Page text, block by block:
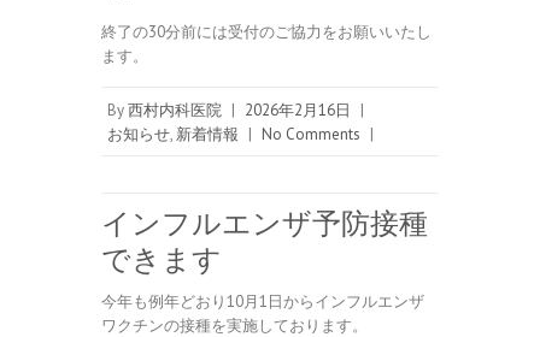
終了の30分前には受付のご協力をお願いいたし
ます。
By西村内科医院 | 2026年2月16日
|
お知らせ, 新着情報 | No Comments |
インフルエンザ予防接種
できます
今年も例年どおり10月1日からインフルエンザ
ワクチンの接種を実施しております。